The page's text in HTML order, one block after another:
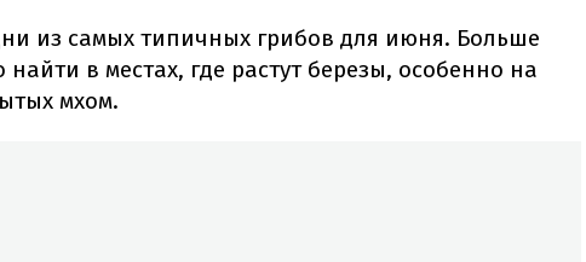
из самых типичных грибов для июня. Больше
найти в местах, где растут березы, особенно на
мхом.